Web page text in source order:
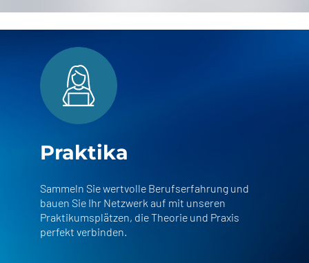
Praktika
Sammeln Sie wertvolle Berufserfahrung und
bauen Sie Ihr Netzwerk auf mit unseren
Praktikumsplätzen, die Theorie und Praxis
perfekt verbinden.